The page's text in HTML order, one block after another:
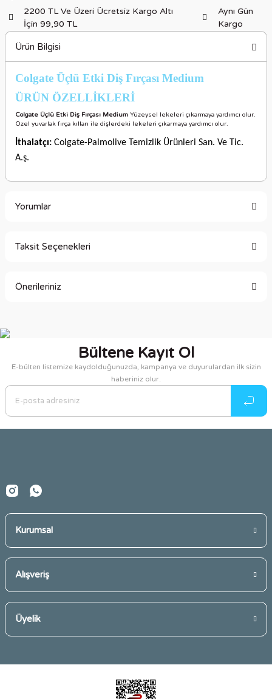
2200 TL Ve Üzeri Ücretsiz Kargo Altı
İçin 99,90 TL
Aynı Gün
Kargo
Ürün Bilgisi
Colgate Üçlü Etki Diş Fırçası Medium
ÜRÜN ÖZELLİKLERİ
Colgate Üçlü Etki Diş Fırçası Medium Yüzeysel lekeleri çıkarmaya yardımcı olur.
Özel yuvarlak fırça kılları ile dişlerdeki lekeleri çıkarmaya yardımcı olur.
İthalatçı: Colgate-Palmolive Temizlik Ürünleri San. Ve Tic.
A.ş.
Yorumlar
Taksit Seçenekleri
Önerileriniz
Görüş ve önerileriniz için teşekkür ederiz.
Ürün resmi kalitesiz, bozuk veya görüntülenemiyor.
Ürün açıklamasında eksik bilgiler bulunuyor.
Ürün bilgilerinde hatalar bulunuyor.
Bültene Kayıt Ol
E-bülten listemize kaydolduğunuzda, kampanya ve duyurulardan ilk sizin
haberiniz olur.
Kurumsal
Alışveriş
Üyelik